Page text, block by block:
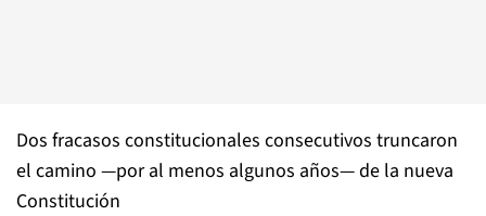
Dos fracasos constitucionales consecutivos truncaron
el camino —por al menos algunos años— de la nueva
Constitución